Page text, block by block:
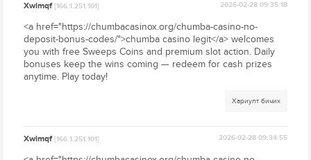
Xwimqf[166.1.251.101] 2026-02-28 09:35:18
<a href="https://chumbacasinox.org/chumba-casino-no-
deposit-bonus-codes/">chumba casino legit</a> welcomes
you with free Sweeps Coins and premium slot action. Daily
bonuses keep the wins coming — redeem for cash prizes
anytime. Play today!
Хариулт бичих
Xwimqf[166.1.251.101] 2026-02-28 09:34:55